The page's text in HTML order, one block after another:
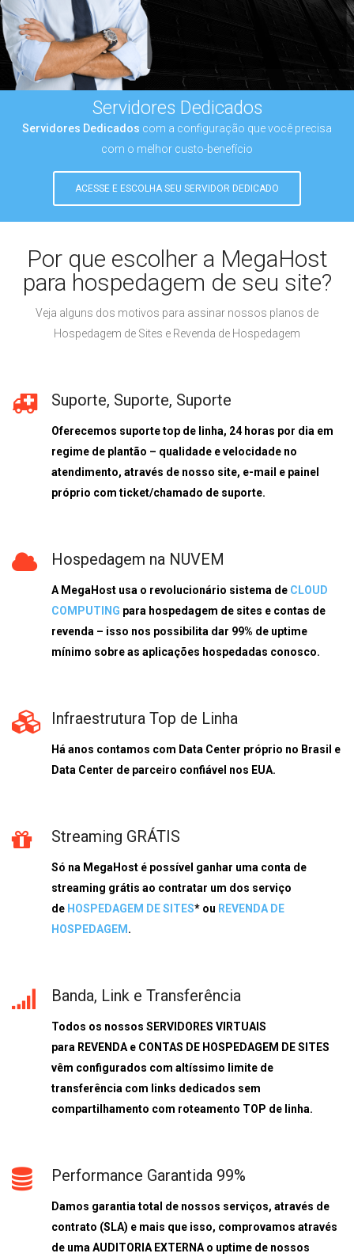
Servidores Dedicados
Servidores Dedicados com a configuração que você precisa
com o melhor custo-benefício
ACESSE E ESCOLHA SEU SERVIDOR DEDICADO
Por que escolher a MegaHost
para hospedagem de seu site?
Veja alguns dos motivos para assinar nossos planos de
Hospedagem de Sites e Revenda de Hospedagem
Suporte, Suporte, Suporte
Oferecemos suporte top de linha, 24 horas por dia em
regime de plantão – qualidade e velocidade no
atendimento, através de nosso site, e-mail e painel
próprio com ticket/chamado de suporte.
Hospedagem na NUVEM
A MegaHost usa o revolucionário sistema de CLOUD
COMPUTING para hospedagem de sites e contas de
revenda – isso nos possibilita dar 99% de uptime
mínimo sobre as aplicações hospedadas conosco.
Infraestrutura Top de Linha
Há anos contamos com Data Center próprio no Brasil e
Data Center de parceiro confiável nos EUA.
Streaming GRÁTIS
Só na MegaHost é possível ganhar uma conta de
streaming grátis ao contratar um dos serviço
de HOSPEDAGEM DE SITES* ou REVENDA DE
HOSPEDAGEM .
Banda, Link e Transferência
Todos os nossos SERVIDORES VIRTUAIS
para REVENDA e CONTAS DE HOSPEDAGEM DE SITES
vêm configurados com altíssimo limite de
transferência com links dedicados sem
compartilhamento com roteamento TOP de linha.
Performance Garantida 99%
Damos garantia total de nossos serviços, através de
contrato (SLA) e mais que isso, comprovamos através
de uma AUDITORIA EXTERNA o uptime de nossos